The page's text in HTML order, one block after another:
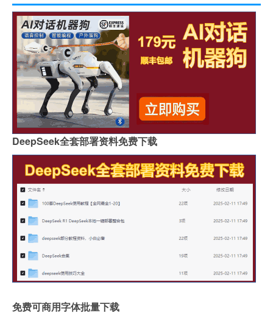
DeepSeek全套部署资料免费下载
免费可商用字体批量下载